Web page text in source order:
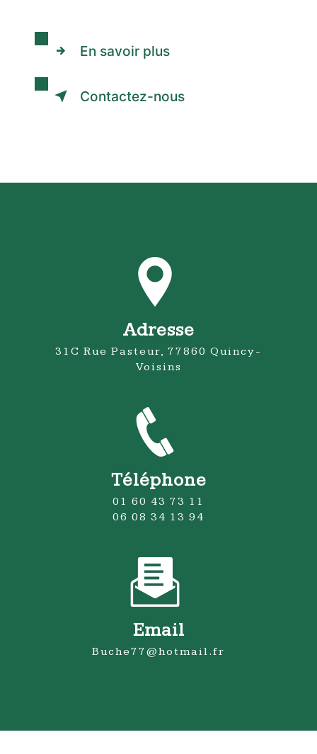
En savoir plus
Contactez-nous
Adresse
31C Rue Pasteur, 77860 Quincy-
Voisins
Téléphone
01 60 43 73 11
06 08 34 13 94
Email
buche77@hotmail.fr